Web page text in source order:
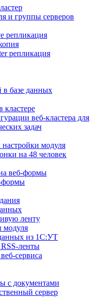
и группы серверов
репликация
репликация
в базе данных
веб-кластера для
задач
модуля
на 48 человек
веб-формы
формы
ленту
модуля
из 1С:УТ
ленты
сервиса
с документами
сервер